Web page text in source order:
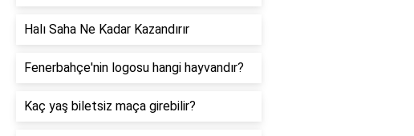
Halı Saha Ne Kadar Kazandırır
Fenerbahçe'nin logosu hangi hayvandır?
Kaç yaş biletsiz maça girebilir?